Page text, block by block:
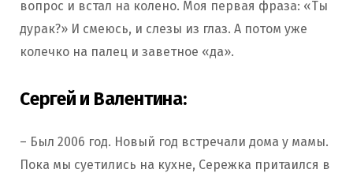
вопрос и встал на колено. Моя первая фраза: «Ты
дурак?» И смеюсь, и слезы из глаз. А потом уже
колечко на палец и заветное «да».
Сергей и Валентина:
– Был 2006 год. Новый год встречали дома у мамы.
Пока мы суетились на кухне, Сережка притаился в